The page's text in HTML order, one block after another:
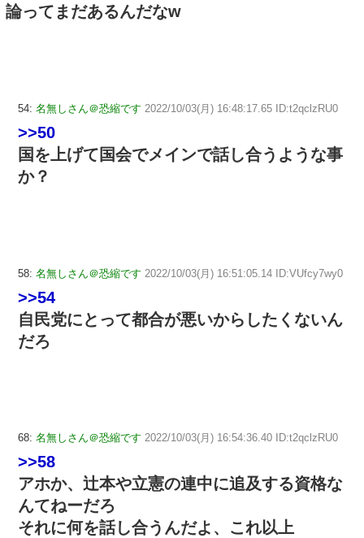
論ってまだあるんだなw
54: 名無しさん＠恐縮です 2022/10/03(月) 16:48:17.65 ID:t2qclzRU0
>>50
国を上げて国会でメインで話し合うような事
か？
58: 名無しさん＠恐縮です 2022/10/03(月) 16:51:05.14 ID:VUfcy7wy0
>>54
自民党にとって都合が悪いからしたくないん
だろ
68: 名無しさん＠恐縮です 2022/10/03(月) 16:54:36.40 ID:t2qclzRU0
>>58
アホか、辻本や立憲の連中に追及する資格な
んてねーだろ
それに何を話し合うんだよ、これ以上